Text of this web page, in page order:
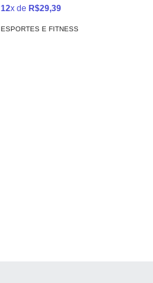
12x de R$29,39
ESPORTES E FITNESS